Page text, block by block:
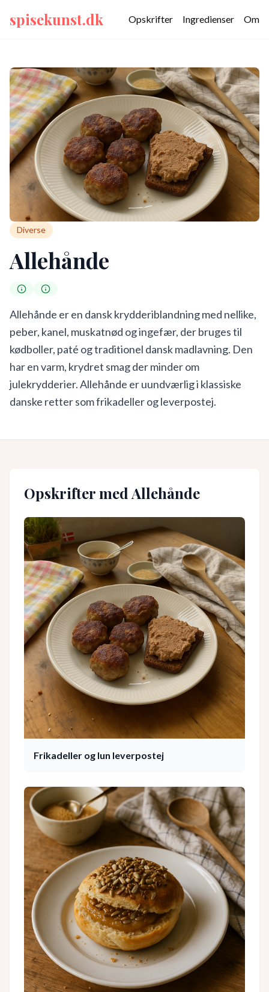
spisekunst.dk Opskrifter Ingredienser Om
Diverse
Allehånde
Allehånde er en dansk krydderiblandning med nellike,
peber, kanel, muskatnød og ingefær, der bruges til
kødboller, paté og traditionel dansk madlavning. Den
har en varm, krydret smag der minder om
julekrydderier. Allehånde er uundværlig i klassiske
danske retter som frikadeller og leverpostej.
Opskrifter med Allehånde
Frikadeller og lun leverpostej